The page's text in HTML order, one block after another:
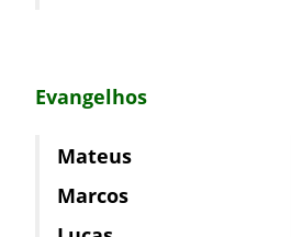
Evangelhos
Mateus
Marcos